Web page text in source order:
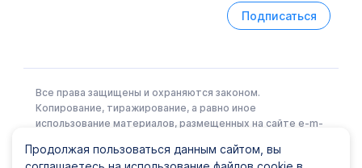
Подписаться
Все права защищены и охраняются законом.
Копирование, тиражирование, а равно иное
использование материалов, размещенных на сайте e-m-
Правообладателя.
Продолжая пользоваться данным сайтом, вы